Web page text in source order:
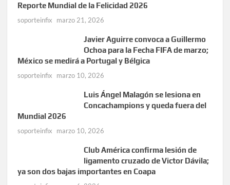
Reporte Mundial de la Felicidad 2026
soporteinfix marzo 21, 2026
Javier Aguirre convoca a Guillermo
Ochoa para la Fecha FIFA de marzo;
México se medirá a Portugal y Bélgica
soporteinfix marzo 10, 2026
Luis Ángel Malagón se lesiona en
Concachampions y queda fuera del
Mundial 2026
soporteinfix marzo 10, 2026
Club América confirma lesión de
ligamento cruzado de Victor Dávila;
ya son dos bajas importantes en Coapa